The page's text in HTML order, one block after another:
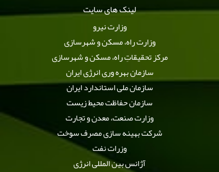
لینک های سایت
وزارت نیرو
وزارت راه، مسکن و شهرسازی
مرکز تحقیقاتِ راه، مسکن و شهرسازی
سازمان بهره وری انرژی ایران
سازمان ملی استاندارد ایران
سازمان حفاظت محیط زیست
وزارت صنعت، معدن و تجارت
شرکت بهینه سازی مصرف سوخت
وزرات نفت
آژانس بین المللی انرژی